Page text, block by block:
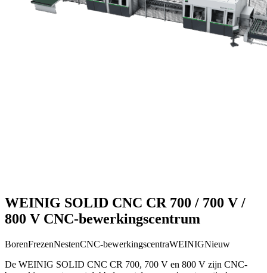
WEINIG SOLID CNC CR 700 / 700 V /
800 V CNC-bewerkingscentrum
BorenFrezenNestenCNC-bewerkingscentraWEINIGNieuw
De WEINIG SOLID CNC CR 700, 700 V en 800 V zijn CNC-